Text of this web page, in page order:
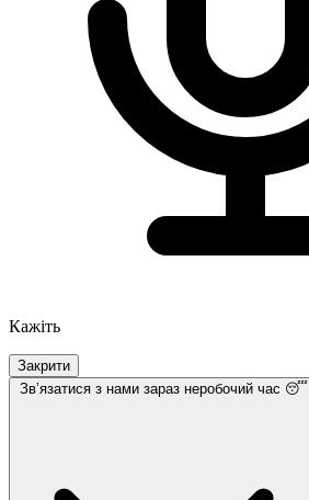
Кажіть
Закрити
Звʼязатися з нами зараз неробочий час 😴